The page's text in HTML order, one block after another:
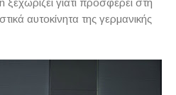
αυτοκίνητα της γερμανικής